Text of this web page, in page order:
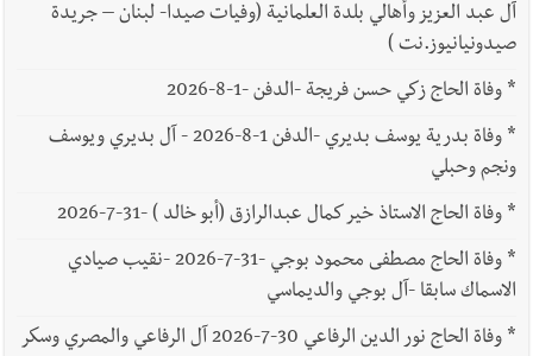
آل عبد العزيز وأهالي بلدة العلمانية (وفيات صيدا- لبنان – جريدة
صيدونيانيوز.نت )
*وفاة الحاج زكي حسن فريجة -الدفن -1-8-2026
*
وفاة بدرية يوسف بديري -الدفن 1-8-2026 - آل بديري ويوسف
ونجم وحبلي
*وفاة الحاج الاستاذ خير كمال عبدالرازق (أبو خالد ) -31-7-2026
*
وفاة الحاج مصطفى محمود بوجي -31-7-2026 -نقيب صيادي
الاسماك سابقا -آل بوجي والديماسي
*
وفاة الحاج نور الدين الرفاعي 30-7-2026 آل الرفاعي والمصري وسكر